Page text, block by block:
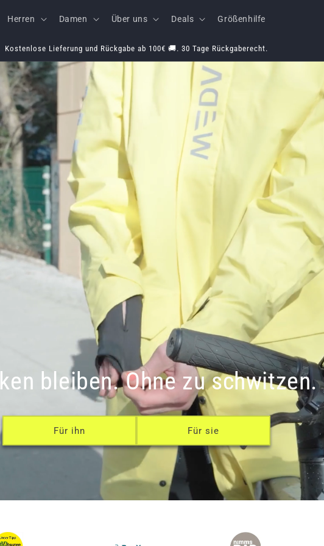
Herren Damen Über uns Deals Größenhilfe
Kostenlose Lieferung und Rückgabe ab 100€ 🚚. 30 Tage Rückgaberecht.
bleiben. Ohne zu schwitzen.
Für ihn Für sie